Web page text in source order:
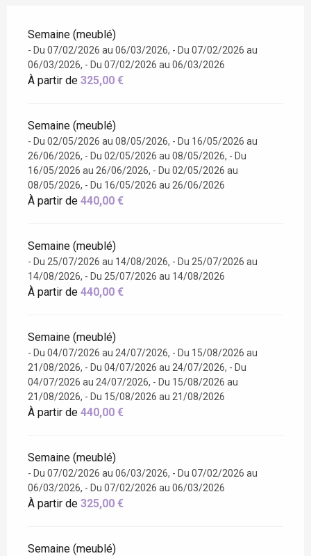
Semaine (meublé)
- Du 07/02/2026 au 06/03/2026, - Du 07/02/2026 au
06/03/2026, - Du 07/02/2026 au 06/03/2026
À partir de 325,00 €
Semaine (meublé)
- Du 02/05/2026 au 08/05/2026, - Du 16/05/2026 au
26/06/2026, - Du 02/05/2026 au 08/05/2026, - Du
16/05/2026 au 26/06/2026, - Du 02/05/2026 au
08/05/2026, - Du 16/05/2026 au 26/06/2026
À partir de 440,00 €
Semaine (meublé)
- Du 25/07/2026 au 14/08/2026, - Du 25/07/2026 au
14/08/2026, - Du 25/07/2026 au 14/08/2026
À partir de 440,00 €
Semaine (meublé)
- Du 04/07/2026 au 24/07/2026, - Du 15/08/2026 au
21/08/2026, - Du 04/07/2026 au 24/07/2026, - Du
04/07/2026 au 24/07/2026, - Du 15/08/2026 au
21/08/2026, - Du 15/08/2026 au 21/08/2026
À partir de 440,00 €
Semaine (meublé)
- Du 07/02/2026 au 06/03/2026, - Du 07/02/2026 au
06/03/2026, - Du 07/02/2026 au 06/03/2026
À partir de 325,00 €
Semaine (meublé)